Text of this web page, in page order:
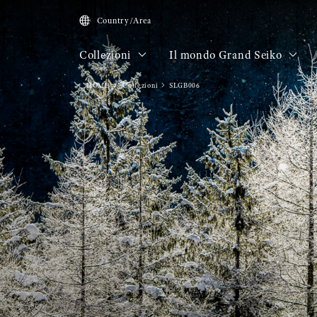
Country/Area
Collezioni Il mondo Grand Seiko
HOME Collezioni SLGB006